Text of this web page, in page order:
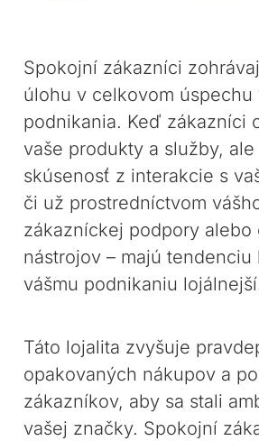
Spokojní zákazníci
úlohu v celkovom úspechu
podnikania. Keď zákazníci
vaše produkty a služby,
skúsenosť z interakcie s
či už prostredníctvom
zákazníckej podpory alebo
nástrojov – majú tendenciu
vášmu podnikaniu
Táto lojalita zvyšuje
opakovaných nákupov a
zákazníkov, aby sa stali
vašej značky. Spokojní